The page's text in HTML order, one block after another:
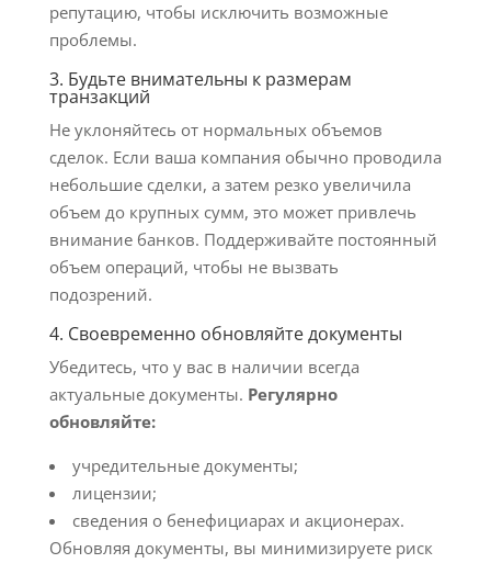
репутацию, чтобы исключить возможные
проблемы.
3. Будьте внимательны к размерам
транзакций
Не уклоняйтесь от нормальных объемов
сделок. Если ваша компания обычно проводила
небольшие сделки, а затем резко увеличила
объем до крупных сумм, это может привлечь
внимание банков. Поддерживайте постоянный
объем операций, чтобы не вызвать
подозрений.
4. Своевременно обновляйте документы
Убедитесь, что у вас в наличии всегда
актуальные документы. Регулярно
обновляйте:
учредительные документы;
лицензии;
сведения о бенефициарах и акционерах.
Обновляя документы, вы минимизируете риск